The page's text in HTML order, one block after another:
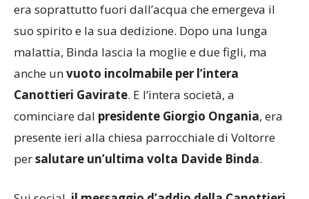
era soprattutto fuori dall’acqua che emergeva il
suo spirito e la sua dedizione. Dopo una lunga
malattia, Binda lascia la moglie e due figli, ma
anche unvuoto incolmabile per l’intera
Canottieri Gavirate. E l’intera società, a
cominciare dal presidente Giorgio Ongania, era
presente ieri alla chiesa parrocchiale di Voltorre
persalutare un’ultima volta Davide Binda.